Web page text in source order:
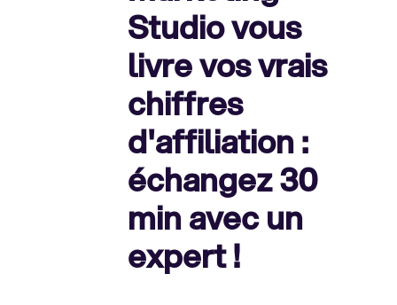
Studio vous
livre vos vrais
chiffres
d'affiliation :
échangez 30
min avec un
expert !